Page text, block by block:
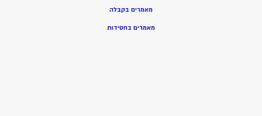
מאמרים בקבלה
מאמרים בחסידות